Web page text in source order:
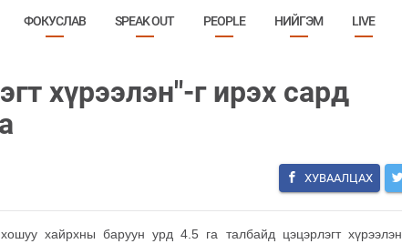
ФОКУСЛАВ SPEAK OUT PEOPLE НИЙГЭМ LIVE
хүрээлэн"-г ирэх сард
ХУВААЛЦАХ
хайрхны баруун урд 4.5 га талбайд цэцэрлэгт хүрээлэн